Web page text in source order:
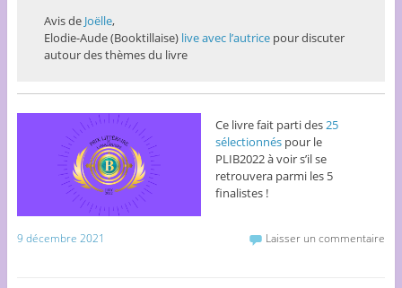
Avis de Joëlle,
Elodie-Aude (Booktillaise) live avec l’autricepour discuter
autour des thèmes du livre
Ce livre fait parti des 25
sélectionnés pour le
PLIB2022 à voir s’il se
retrouvera parmi les 5
finalistes !
9 décembre 2021 Laisser un commentaire